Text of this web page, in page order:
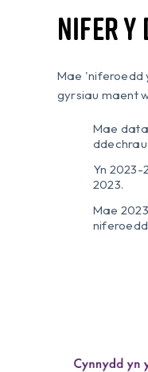
Nifer
Mae 'niferoedd
gyrsiau maent
Mae
Yn 2023-
2023.
Mae